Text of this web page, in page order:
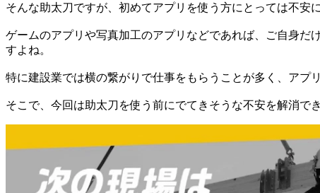
そんな助太刀ですが、初めてアプリを使う方にとっては不安
ゲームのアプリや写真加工のアプリなどであれば、ご自身だ
すよね。
特に建設業では横の繋がりで仕事をもらうことが多く、アプ
そこで、今回は助太刀を使う前にでてきそうな不安を解消で